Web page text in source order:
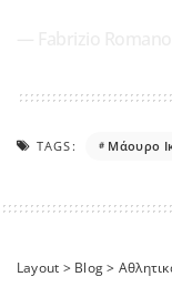
TAGS: Μάουρο
Layout > Blog>